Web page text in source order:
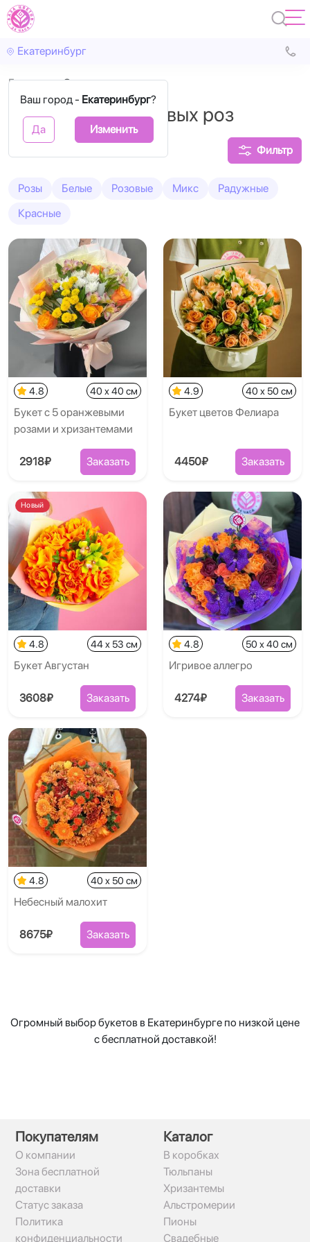
Екатеринбург
Ваш город - Екатеринбург?
Да Изменить
Главная Оранжевые
Букеты из оранжевых роз
Фильтр
Розы Белые Розовые Микс
Радужные
Красные
4.8 40 x 40 см
Букет с 5 оранжевыми
розами и хризантемами
2918₽ Заказать
4.9 40 x 50 см
Букет цветов Фелиара
4450₽ Заказать
Новый
4.8 44 x 53 см
Букет Августан
3608₽ Заказать
4.8 50 x 40 см
Игривое аллегро
4274₽ Заказать
4.8 40 x 50 см
Небесный малохит
8675₽ Заказать
Огромный выбор букетов в Екатеринбурге по низкой цене
с бесплатной доставкой!
Покупателям
О компании
Зона бесплатной
доставки
Статус заказа
Политика
конфиденциальности
Каталог
В коробках
Тюльпаны
Хризантемы
Альстромерии
Пионы
Свадебные